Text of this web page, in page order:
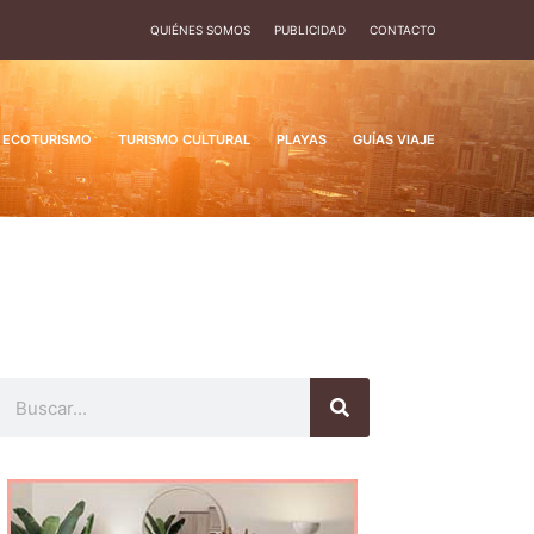
QUIÉNES SOMOS PUBLICIDAD CONTACTO
ECOTURISMO TURISMO CULTURAL PLAYAS GUÍAS VIAJE